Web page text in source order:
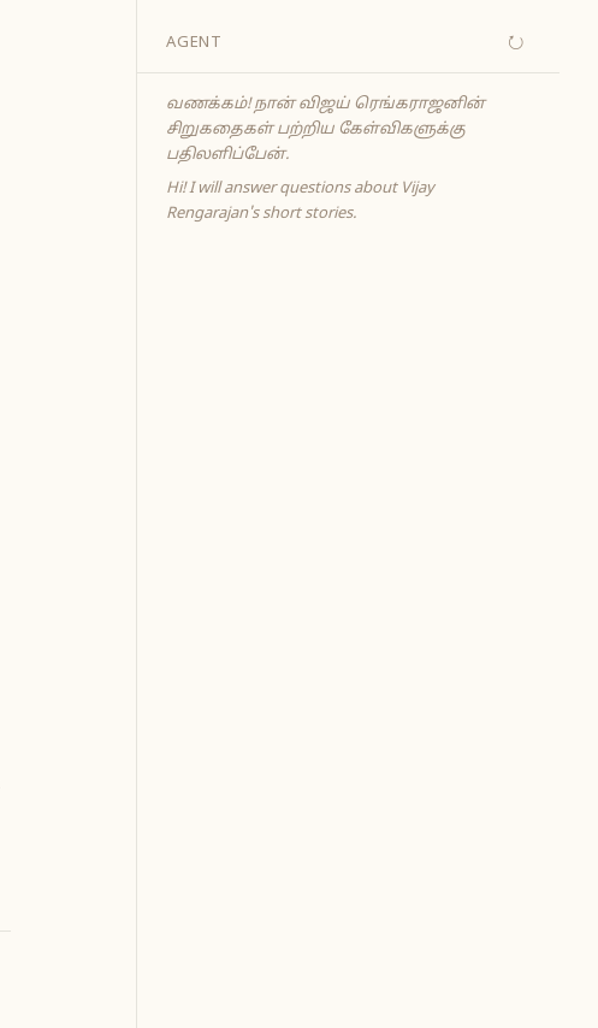
AGENT ↻
வணக்கம்! நான் விஜய் ரெங்கராஜனின்
சிறுகதைகள் பற்றிய கேள்விகளுக்கு
பதிலளிப்பேன்.
Hi! I will answer questions about Vijay
Rengarajan's short stories.